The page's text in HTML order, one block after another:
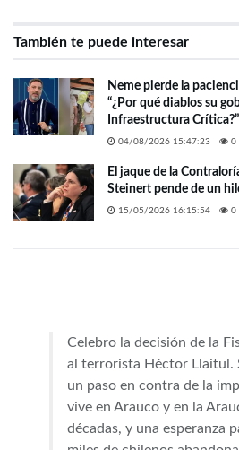
También te puede interesar
Neme pierde la
“¿Por qué diablos su
Infraestructura Crítica?”
04/08/2026 15:47:23 0
El jaque de la
Steinert pende de un
15/05/2026 16:15:54 0
Celebro la decisión de la
al terrorista Héctor Llaitul.
un paso en contra de la
vive en Arauco y en la
décadas, y una esperanza